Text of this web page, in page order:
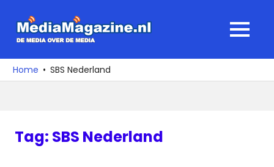
naar
media
over
MENU
Home SBS Nederland
Tag: SBS Nederland